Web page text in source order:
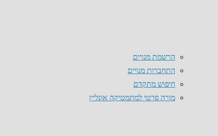
הרשמת מנויים
התחברות מנויים
חיפוש מתקדם
מורה פרטי למתמטיקה אונליין